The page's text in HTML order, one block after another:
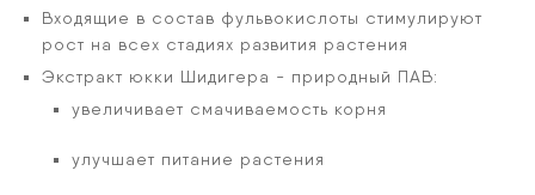
Входящие в состав фульвокислоты стимулируют
рост на всех стадиях развития растения
Экстракт юкки Шидигера - природный ПАВ:
увеличивает смачиваемость корня
улучшает питание растения